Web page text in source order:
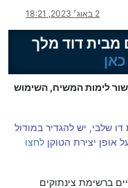
2 באוג׳ 2023, 18:21
מבית דוד מלך
לימות המשיח, השימוש
שלבי, יש להגדיר במודול
אופן יצירת הטוקן לחצו
ברשימת צינתוקים